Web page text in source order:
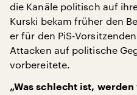
die Kanäle politisch auf
Kurski bekam früher den
er für den PiS-
Attacken auf politische
vorbereitete.
„Was schlecht ist,